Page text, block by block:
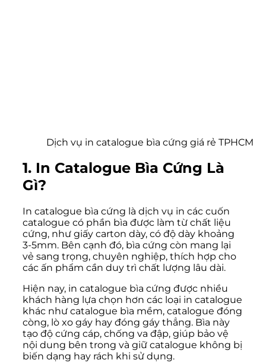
Dịch vụ in catalogue bìa cứng giá rẻ TPHCM
1. In Catalogue Bìa Cứng Là
Gì?
In catalogue bìa cứng là dịch vụ in các cuốn
catalogue có phần bìa được làm từ chất liệu
cứng, như giấy carton dày, có độ dày khoảng
3-5mm. Bên cạnh đó, bìa cứng còn mang lại
vẻ sang trọng, chuyên nghiệp, thích hợp cho
các ấn phẩm cần duy trì chất lượng lâu dài.
Hiện nay, in catalogue bìa cứng được nhiều
khách hàng lựa chọn hơn các loại in catalogue
khác như catalogue bìa mềm, catalogue đóng
còng, lò xo gáy hay đóng gáy thẳng. Bìa này
tạo độ cứng cáp, chống va đập, giúp bảo vệ
nội dung bên trong và giữ catalogue không bị
biến dạng hay rách khi sử dụng.